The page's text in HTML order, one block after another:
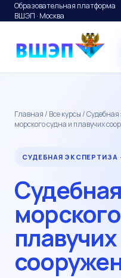
Образовательная платформа
ВШЭП · Москва
Главная / Все курсы /Судебная
морского судна и плавучих
СУДЕБНАЯ ЭКСПЕРТИЗА
плавучих